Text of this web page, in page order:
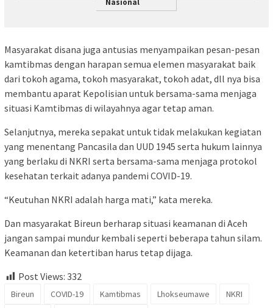
Nasional
Masyarakat disana juga antusias menyampaikan pesan-pesan
kamtibmas dengan harapan semua elemen masyarakat baik
dari tokoh agama, tokoh masyarakat, tokoh adat, dll nya bisa
membantu aparat Kepolisian untuk bersama-sama menjaga
situasi Kamtibmas di wilayahnya agar tetap aman.
Selanjutnya, mereka sepakat untuk tidak melakukan kegiatan
yang menentang Pancasila dan UUD 1945 serta hukum lainnya
yang berlaku di NKRI serta bersama-sama menjaga protokol
kesehatan terkait adanya pandemi COVID-19.
“Keutuhan NKRI adalah harga mati,” kata mereka.
Dan masyarakat Bireun berharap situasi keamanan di Aceh
jangan sampai mundur kembali seperti beberapa tahun silam.
Keamanan dan ketertiban harus tetap dijaga.
Post Views: 332
Bireun COVID-19 Kamtibmas Lhokseumawe
NKRI